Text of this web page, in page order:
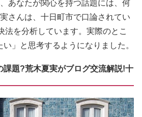
あなたが関心を持つ話題には、何
さんは、十日町市で口論されてい
法を分析しています。実際のとこ
」と思考するようになりました。
課題?荒木夏実がブログ交流解説!十